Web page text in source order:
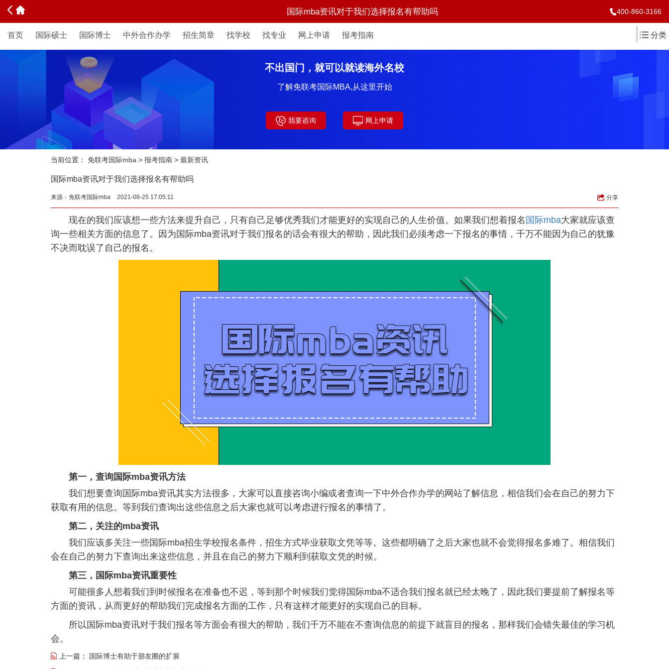
国际mba资讯对于我们选择报名有帮助吗 400-860-3166
首页 国际硕士 国际博士 中外合作办学 招生简章 找学校 找专业 网上申请 报考指南 分类
不出国门，就可以就读海外名校
了解免联考国际MBA,从这里开始
我要咨询 网上申请
当前位置： 免联考国际mba > 报考指南 > 最新资讯
国际mba资讯对于我们选择报名有帮助吗
来源： 免联考国际mba 2021-08-25 17:05:11 分享
现在的我们应该想一些方法来提升自己，只有自己足够优秀我们才能更好的实现自己的人生价值。如果我们想着报名 国际mba大家就应该查
询一些相关方面的信息了。因为国际mba资讯对于我们报名的话会有很大的帮助，因此我们必须考虑一下报名的事情，千万不能因为自己的犹豫
不决而耽误了自己的报名。
第一，查询国际mba资讯方法
我们想要查询国际mba资讯其实方法很多，大家可以直接咨询小编或者查询一下中外合作办学的网站了解信息，相信我们会在自己的努力下
获取有用的信息。等到我们查询出这些信息之后大家也就可以考虑进行报名的事情了。
第二，关注的mba资讯
我们应该多关注一些国际mba招生学校报名条件，招生方式毕业获取文凭等等。这些都明确了之后大家也就不会觉得报名多难了。相信我们
会在自己的努力下查询出来这些信息，并且在自己的努力下顺利到获取文凭的时候。
第三，国际mba资讯重要性
可能很多人想着我们到时候报名在准备也不迟，等到那个时候我们觉得国际mba不适合我们报名就已经太晚了，因此我们要提前了解报名等
方面的资讯，从而更好的帮助我们完成报名方面的工作，只有这样才能更好的实现自己的目标。
所以国际mba资讯对于我们报名等方面会有很大的帮助，我们千万不能在不查询信息的前提下就盲目的报名，那样我们会错失最佳的学习机
会。
上一篇：
国际博士有助于朋友圈的扩展